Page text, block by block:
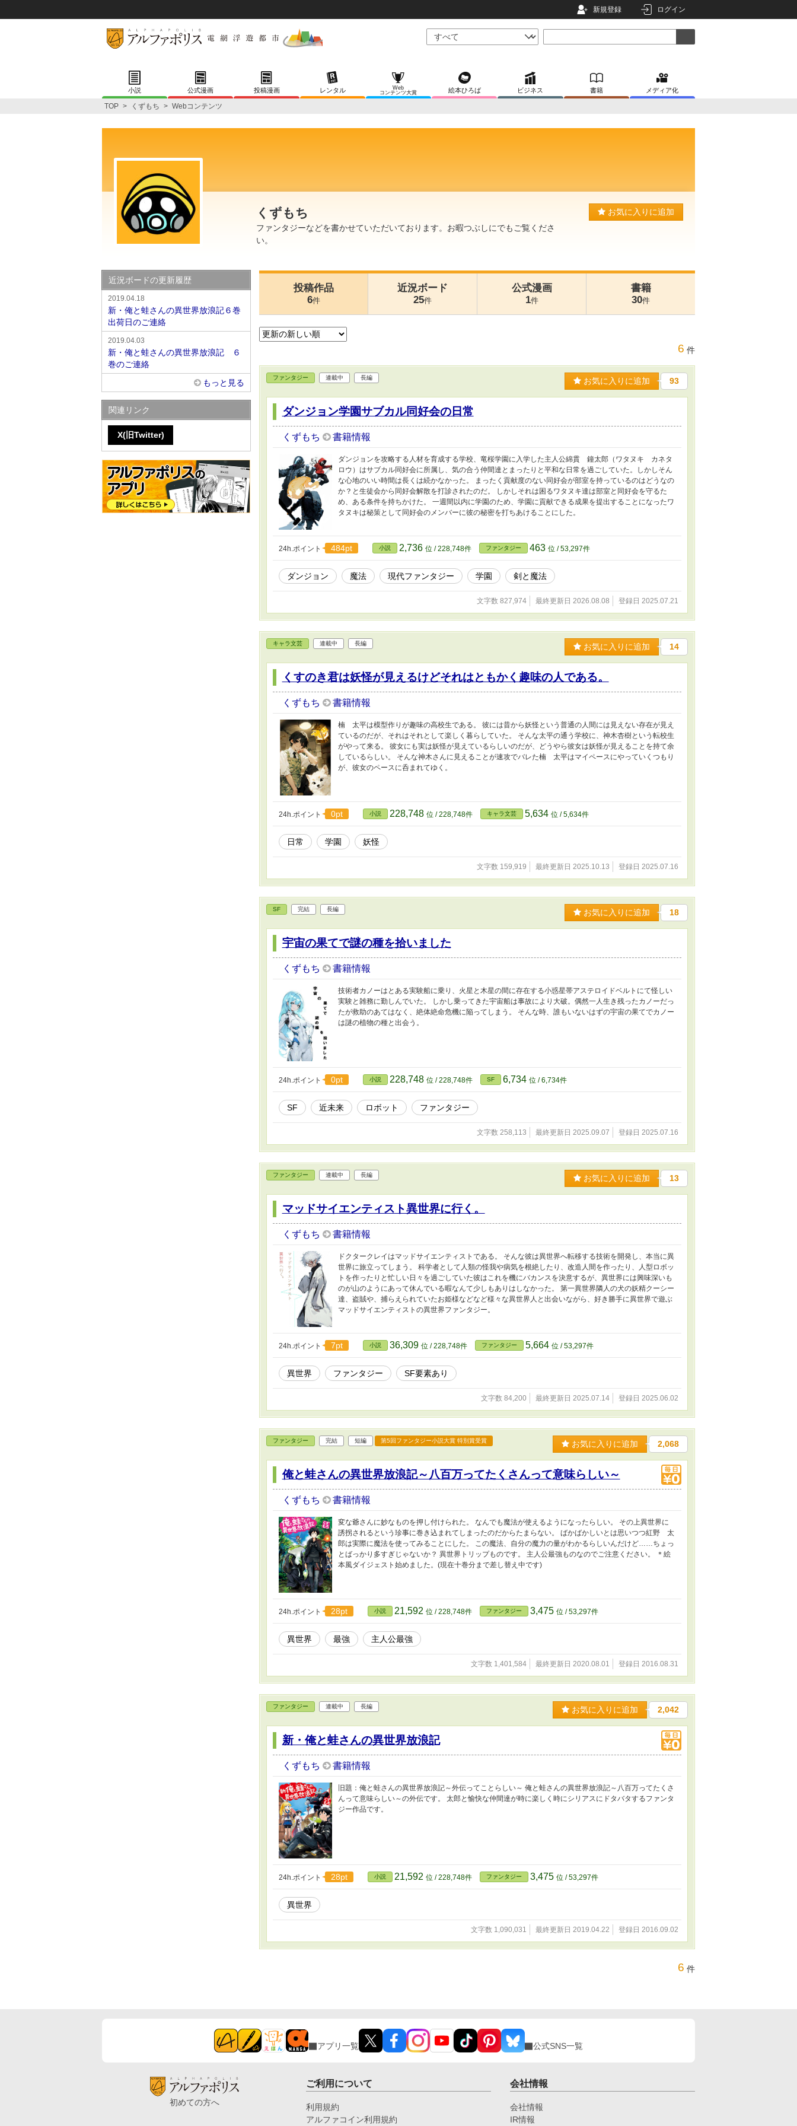
新規登録 ログイン
小説 公式漫画 投稿漫画 レンタル
Web
コンテンツ大賞
絵本ひろば ビジネス 書籍 メディア化
TOP > くずもち > Webコンテンツ
くずもち
ファンタジーなどを書かせていただいております。お暇つぶしにでもご覧くださ
い。
お気に入りに追加
投稿作品
6件
近況ボード
25件
公式漫画
1件
書籍
30件
6 件
ファンタジー 連載中 長編 お気に入りに追加 93
ダンジョン学園サブカル同好会の日常
くずもち 書籍情報
ダンジョンを攻略する人材を育成する学校、竜桜学園に入学した主人公綿貫 鐘太郎（ワタヌキ カネタ
ロウ）はサブカル同好会に所属し、気の合う仲間達とまったりと平和な日常を過ごしていた。しかしそん
な心地のいい時間は長くは続かなかった。 まったく貢献度のない同好会が部室を持っているのはどうなの
か？と生徒会から同好会解散を打診されたのだ。 しかしそれは困るワタヌキ達は部室と同好会を守るた
め、ある条件を持ちかけた。 一週間以内に学園のため、学園に貢献できる成果を提出することになったワ
タヌキは秘策として同好会のメンバーに彼の秘密を打ちあけることにした。
24h.ポイント 484pt 小説 2,736 位 / 228,748件 ファンタジー 463 位 / 53,297件
ダンジョン 魔法 現代ファンタジー 学園 剣と魔法
文字数 827,974 最終更新日 2026.08.08 登録日 2025.07.21
キャラ文芸 連載中 長編 お気に入りに追加 14
くすのき君は妖怪が見えるけどそれはともかく趣味の人である。
くずもち 書籍情報
楠 太平は模型作りが趣味の高校生である。 彼には昔から妖怪という普通の人間には見えない存在が見え
ているのだが、それはそれとして楽しく暮らしていた。 そんな太平の通う学校に、神木杏樹という転校生
がやって来る。 彼女にも実は妖怪が見えているらしいのだが、どうやら彼女は妖怪が見えることを持て余
しているらしい。 そんな神木さんに見えることが速攻でバレた楠 太平はマイペースにやっていくつもり
が、彼女のペースに呑まれてゆく。
24h.ポイント 0pt 小説 228,748 位 / 228,748件 キャラ文芸 5,634 位 / 5,634件
日常 学園 妖怪
文字数 159,919 最終更新日 2025.10.13 登録日 2025.07.16
SF 完結 長編 お気に入りに追加 18
宇宙の果てで謎の種を拾いました
くずもち 書籍情報
技術者カノーはとある実験船に乗り、火星と木星の間に存在する小惑星帯アステロイドベルトにて怪しい
実験と雑務に勤しんでいた。 しかし乗ってきた宇宙船は事故により大破。偶然一人生き残ったカノーだっ
たが救助のあてはなく、絶体絶命危機に陥ってしまう。 そんな時、誰もいないはずの宇宙の果てでカノー
は謎の植物の種と出会う。
24h.ポイント 0pt 小説 228,748 位 / 228,748件 SF 6,734 位 / 6,734件
SF 近未来 ロボット ファンタジー
文字数 258,113 最終更新日 2025.09.07 登録日 2025.07.16
ファンタジー 連載中 長編 お気に入りに追加 13
マッドサイエンティスト異世界に行く。
くずもち 書籍情報
ドクタークレイはマッドサイエンティストである。 そんな彼は異世界へ転移する技術を開発し、本当に異
世界に旅立ってしまう。 科学者として人類の怪我や病気を根絶したり、改造人間を作ったり、人型ロボッ
トを作ったりと忙しい日々を過ごしていた彼はこれを機にバカンスを決意するが、異世界には興味深いも
のが山のようにあって休んでいる暇なんて少しもありはしなかった。 第一異世界隣人の犬の妖精クーシー
達、盗賊や、捕らえられていたお姫様などなど様々な異世界人と出会いながら、好き勝手に異世界で遊ぶ
マッドサイエンティストの異世界ファンタジー。
24h.ポイント 7pt 小説 36,309 位 / 228,748件 ファンタジー 5,664 位 / 53,297件
異世界 ファンタジー SF要素あり
文字数 84,200 最終更新日 2025.07.14 登録日 2025.06.02
ファンタジー 完結 短編 第5回ファンタジー小説大賞 特別賞受賞 お気に入りに追加 2,068
俺と蛙さんの異世界放浪記～八百万ってたくさんって意味らしい～
くずもち 書籍情報
変な爺さんに妙なものを押し付けられた。 なんでも魔法が使えるようになったらしい。 その上異世界に
誘拐されるという珍事に巻き込まれてしまったのだからたまらない。 ばかばかしいとは思いつつ紅野 太
郎は実際に魔法を使ってみることにした。 この魔法、自分の魔力の量がわかるらしいんだけど……ちょっ
とばっかり多すぎじゃないか？ 異世界トリップものです。 主人公最強ものなのでご注意ください。 ＊絵
本風ダイジェスト始めました。(現在十巻分まで差し替え中です)
24h.ポイント 28pt 小説 21,592 位 / 228,748件 ファンタジー 3,475 位 / 53,297件
異世界 最強 主人公最強
文字数 1,401,584 最終更新日 2020.08.01 登録日 2016.08.31
ファンタジー 連載中 長編 お気に入りに追加 2,042
新・俺と蛙さんの異世界放浪記
くずもち 書籍情報
旧題：俺と蛙さんの異世界放浪記～外伝ってことらしい～ 俺と蛙さんの異世界放浪記～八百万ってたくさ
んって意味らしい～の外伝です。 太郎と愉快な仲間達が時に楽しく時にシリアスにドタバタするファンタ
ジー作品です。
24h.ポイント 28pt 小説 21,592 位 / 228,748件 ファンタジー 3,475 位 / 53,297件
異世界
文字数 1,090,031 最終更新日 2019.04.22 登録日 2016.09.02
6 件
近況ボードの更新履歴
2019.04.18
新・俺と蛙さんの異世界放浪記６巻
出荷日のご連絡
2019.04.03
新・俺と蛙さんの異世界放浪記 ６
巻のご連絡
もっと見る
関連リンク
X(旧Twitter)
アプリ一覧 公式SNS一覧
初めての方へ
ご利用について
利用規約
アルファコイン利用規約
会社情報
会社情報
IR情報